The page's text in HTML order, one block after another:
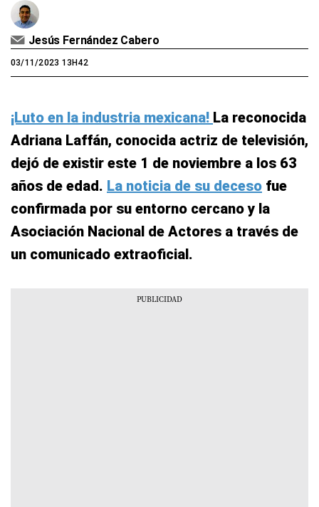
Jesús Fernández Cabero
03/11/2023 13H42
¡Luto en la industria mexicana! La reconocida
Adriana Laffán, conocida actriz de televisión,
dejó de existir este 1 de noviembre a los 63
años de edad. La noticia de su deceso fue
confirmada por su entorno cercano y la
Asociación Nacional de Actores a través de
un comunicado extraoficial.